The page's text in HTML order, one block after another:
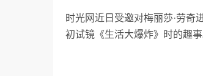
时光网近日受邀对梅丽莎·劳奇
初试镜《生活大爆炸》时的趣事